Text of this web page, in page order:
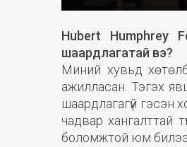
Hubert Humphrey
шаардлагатай вэ?
Миний хувьд
ажилласан. Тэгэх
шаардлагагүй
чадвар хангалттай
боломжтой юм